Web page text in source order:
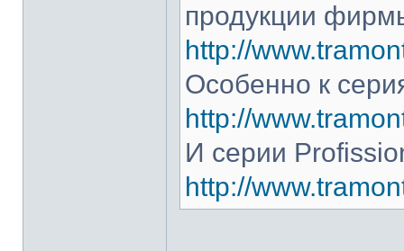
продукции
http://
Особенно к
http://
И серии
http://